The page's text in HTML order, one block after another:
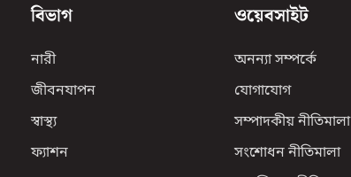
বিভাগ
নারী
জীবনযাপন
স্বাস্থ্য
ফ্যাশন
ওয়েবসাইট
অনন্যা সম্পর্কে
যোগাযোগ
সম্পাদকীয় নীতিমালা
সংশোধন নীতিমালা